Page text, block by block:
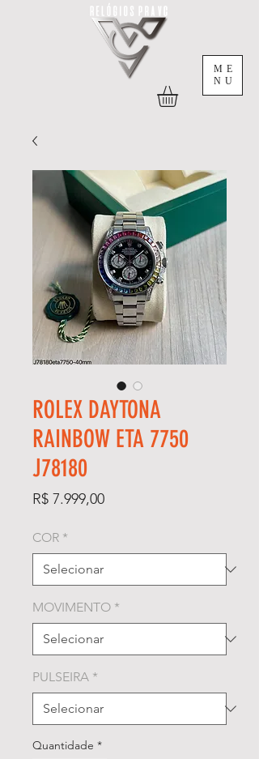
ME
NU
ROLEX DAYTONA
RAINBOW ETA 7750
J78180
R$ 7.999,00Preço
COR *
MOVIMENTO *
PULSEIRA *
Quantidade *